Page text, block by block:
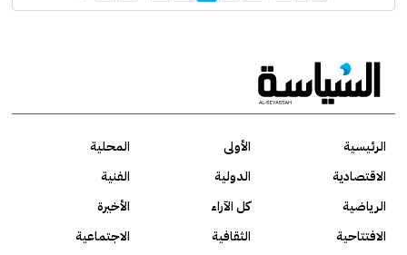
الرئيسية الأولى
المحلية
الاقتصادية
الدولية
الفنية
الرياضية
كل الآراء
الأخيرة
الافتتاحية
الثقافية
الاجتماعية